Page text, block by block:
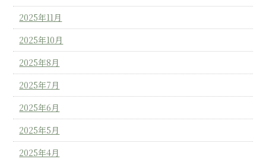
2025年11月
2025年10月
2025年8月
2025年7月
2025年6月
2025年5月
2025年4月